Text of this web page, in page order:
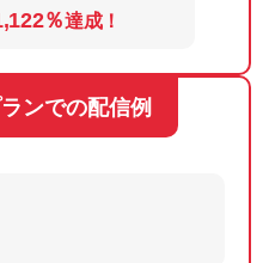
％達成！
ンでの配信例